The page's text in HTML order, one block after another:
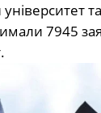
7945 заяв